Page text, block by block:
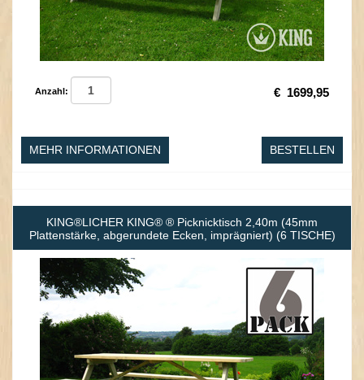
Anzahl: € 1699,95
MEHR INFORMATIONEN BESTELLEN
KING®LICHER KING® ® Picknicktisch 2,40m (45mm
Plattenstärke, abgerundete Ecken, imprägniert) (6 TISCHE)